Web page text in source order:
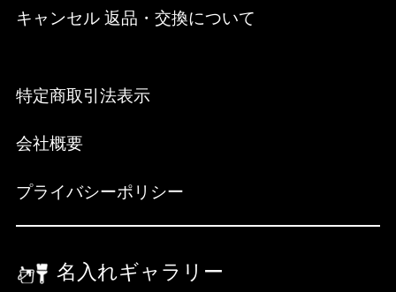
キャンセル 返品・交換について
特定商取引法表示
会社概要
プライバシーポリシー
名入れギャラリー